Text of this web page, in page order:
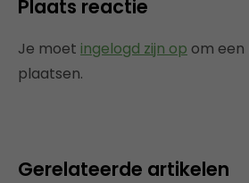
Plaats reactie
Je moet ingelogd zijn op om
plaatsen.
Gerelateerde artikelen